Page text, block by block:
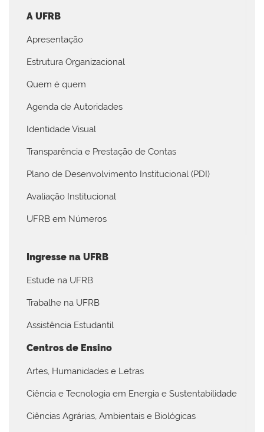
A UFRB
Apresentação
Estrutura Organizacional
Quem é quem
Agenda de Autoridades
Identidade Visual
Transparência e Prestação de Contas
Plano de Desenvolvimento Institucional (PDI)
Avaliação Institucional
UFRB em Números
Ingresse na UFRB
Estude na UFRB
Trabalhe na UFRB
Assistência Estudantil
Centros de Ensino
Artes, Humanidades e Letras
Ciência e Tecnologia em Energia e Sustentabilidade
Ciências Agrárias, Ambientais e Biológicas